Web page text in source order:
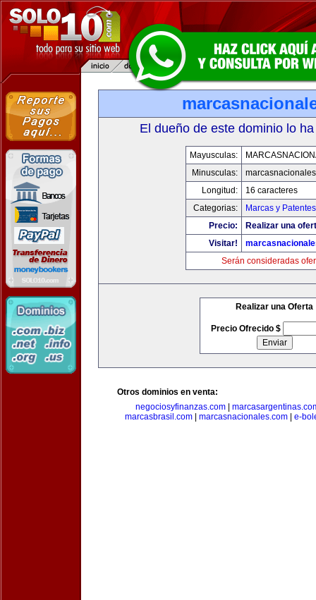
El dueño de este dominio lo
Mayusculas:
Minusculas:
Longitud:
16 caracteres
Categorias:
Marcas y Patentes
Precio:
Realizar una
Visitar!
Serán consideradas
Realizar una Oferta
Precio Ofrecido $
Otros dominios en venta:
negociosyfinanzas.com
marcasbrasil.com| marcasnacionales.com| e-